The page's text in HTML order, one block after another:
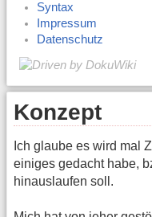
Syntax
Impressum
Datenschutz
Konzept
Ich glaube es wird mal
einiges gedacht habe,
hinauslaufen soll.